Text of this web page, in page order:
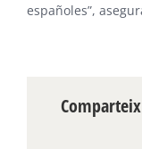
españoles”,